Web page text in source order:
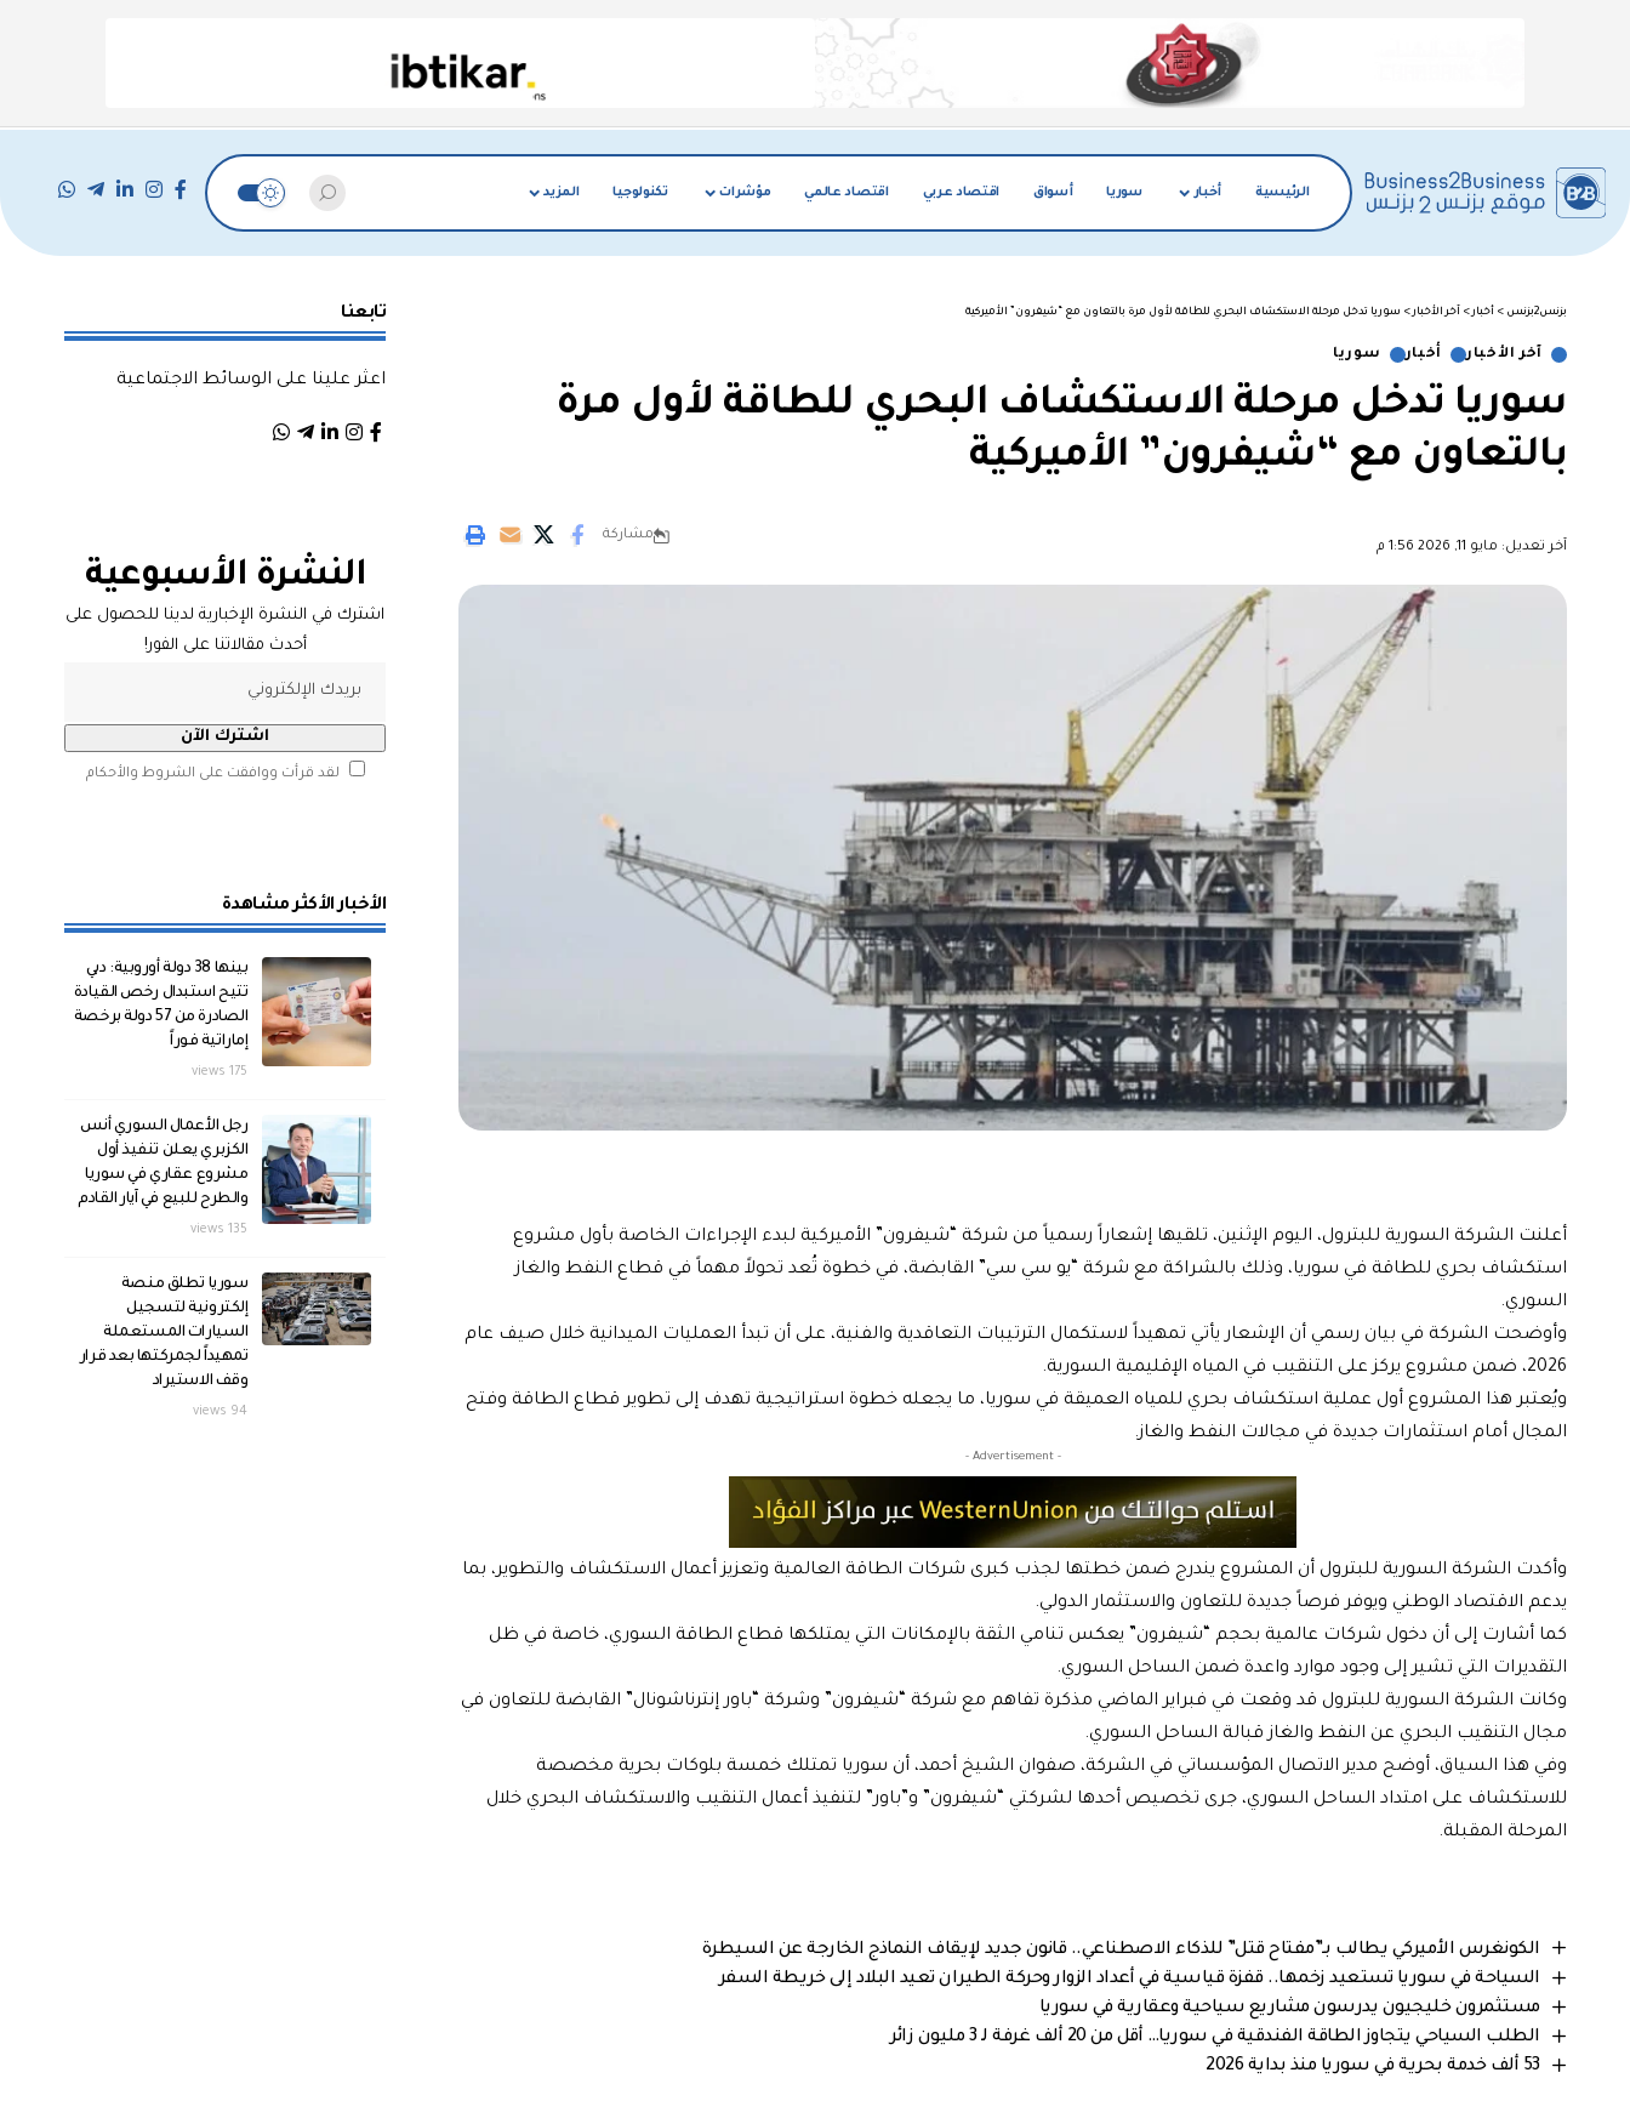
الرئيسية أخبار سوريا أسواق اقتصاد عربي اقتصاد عالمي مؤشرات تكنولوجيا المزيد
بزنس2بزنس > أخبار > آخر الأخبار > سوريا تدخل مرحلة الاستكشاف البحري للطاقة لأول مرة بالتعاون مع “شيفرون” الأميركية
آخر الأخبار أخبار سوريا
سوريا تدخل مرحلة الاستكشاف البحري للطاقة لأول مرة
بالتعاون مع “شيفرون” الأميركية
آخر تعديل: مايو 11, 2026 1:56 م
مشاركة
أعلنت الشركة السورية للبترول، اليوم الإثنين، تلقيها إشعاراً رسمياً من شركة “شيفرون” الأميركية لبدء الإجراءات الخاصة بأول مشروع
استكشاف بحري للطاقة في سوريا، وذلك بالشراكة مع شركة “يو سي سي” القابضة، في خطوة تُعد تحولاً مهماً في قطاع النفط والغاز
السوري.
وأوضحت الشركة في بيان رسمي أن الإشعار يأتي تمهيداً لاستكمال الترتيبات التعاقدية والفنية، على أن تبدأ العمليات الميدانية خلال صيف عام
2026، ضمن مشروع يركز على التنقيب في المياه الإقليمية السورية.
ويُعتبر هذا المشروع أول عملية استكشاف بحري للمياه العميقة في سوريا، ما يجعله خطوة استراتيجية تهدف إلى تطوير قطاع الطاقة وفتح
المجال أمام استثمارات جديدة في مجالات النفط والغاز.
- Advertisement -
وأكدت الشركة السورية للبترول أن المشروع يندرج ضمن خطتها لجذب كبرى شركات الطاقة العالمية وتعزيز أعمال الاستكشاف والتطوير، بما
يدعم الاقتصاد الوطني ويوفر فرصاً جديدة للتعاون والاستثمار الدولي.
كما أشارت إلى أن دخول شركات عالمية بحجم “شيفرون” يعكس تنامي الثقة بالإمكانات التي يمتلكها قطاع الطاقة السوري، خاصة في ظل
التقديرات التي تشير إلى وجود موارد واعدة ضمن الساحل السوري.
وكانت الشركة السورية للبترول قد وقعت في فبراير الماضي مذكرة تفاهم مع شركة “شيفرون” وشركة “باور إنترناشونال” القابضة للتعاون في
مجال التنقيب البحري عن النفط والغاز قبالة الساحل السوري.
وفي هذا السياق، أوضح مدير الاتصال المؤسساتي في الشركة، صفوان الشيخ أحمد، أن سوريا تمتلك خمسة بلوكات بحرية مخصصة
للاستكشاف على امتداد الساحل السوري، جرى تخصيص أحدها لشركتي “شيفرون” و”باور” لتنفيذ أعمال التنقيب والاستكشاف البحري خلال
المرحلة المقبلة.
الكونغرس الأميركي يطالب بـ”مفتاح قتل” للذكاء الاصطناعي.. قانون جديد لإيقاف النماذج الخارجة عن السيطرة
السياحة في سوريا تستعيد زخمها.. قفزة قياسية في أعداد الزوار وحركة الطيران تعيد البلاد إلى خريطة السفر
مستثمرون خليجيون يدرسون مشاريع سياحية وعقارية في سوريا
الطلب السياحي يتجاوز الطاقة الفندقية في سوريا… أقل من 20 ألف غرفة لـ 3 مليون زائر
53 ألف خدمة بحرية في سوريا منذ بداية 2026
تابعنا
اعثر علينا على الوسائط الاجتماعية
النشرة الأسبوعية
اشترك في النشرة الإخبارية لدينا للحصول على
أحدث مقالاتنا على الفور!
لقد قرأت ووافقت على الشروط والأحكام
الأخبار الأكثر مشاهدة
بينها 38 دولة أوروبية: دبي
تتيح استبدال رخص القيادة
الصادرة من 57 دولة برخصة
إماراتية فوراً
175 views
رجل الأعمال السوري أنس
الكزبري يعلن تنفيذ أول
مشروع عقاري في سوريا
والطرح للبيع في آيار القادم
135 views
سوريا تطلق منصة
إلكترونية لتسجيل
السيارات المستعملة
تمهيداً لجمركتها بعد قرار
وقف الاستيراد
94 views